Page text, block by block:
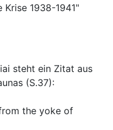
1938-1941"
steht ein Zitat aus
(S.37):
the yoke of